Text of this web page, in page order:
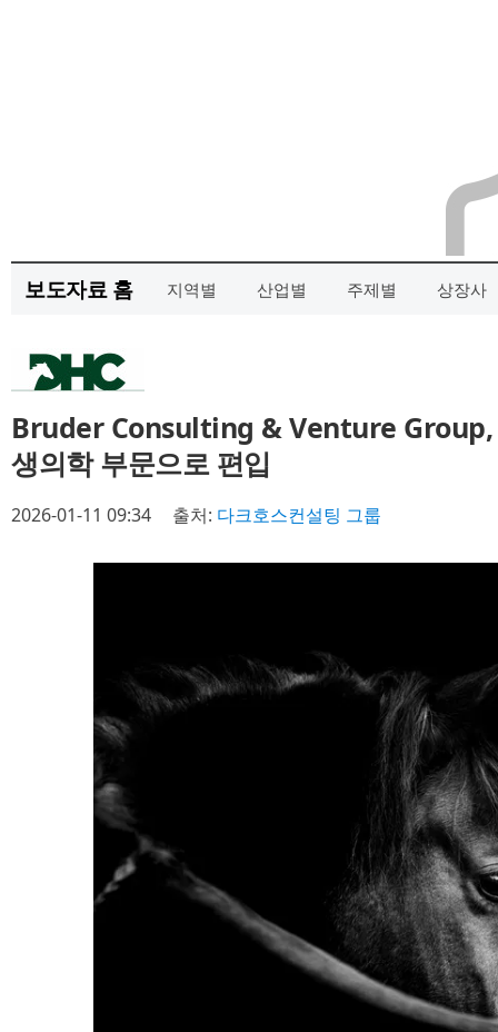
보도자료 홈 지역별 산업별 주제별 상장사
Bruder Consulting & Venture Group,
생의학 부문으로 편입
2026-01-11 09:34 출처: 다크호스컨설팅 그룹